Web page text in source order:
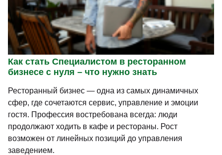
Как стать Специалистом в ресторанном
бизнесе с нуля – что нужно знать
Ресторанный бизнес — одна из самых динамичных
сфер, где сочетаются сервис, управление и эмоции
гостя. Профессия востребована всегда: люди
продолжают ходить в кафе и рестораны. Рост
возможен от линейных позиций до управления
заведением.